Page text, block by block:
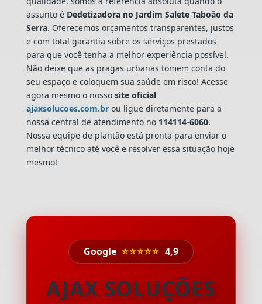
assunto é Dedetizadora no Jardim Salete Taboão da
Serra. Oferecemos orçamentos transparentes, justos
e com total garantia sobre os serviços prestados
para que você tenha a melhor experiência possível.
Não deixe que as pragas urbanas tomem conta do
seu espaço e coloquem sua saúde em risco! Acesse
agora mesmo o nossosite oficial
ajaxsolucoes.com.brou ligue diretamente para a
nossa central de atendimento no 114114-6060.
Nossa equipe de plantão está pronta para enviar o
melhor técnico até você e resolver essa situação hoje
mesmo!
Google ⭐⭐⭐⭐⭐ 4,9
AJAX SOLUÇÕES